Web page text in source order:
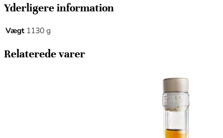
Yderligere information
Vægt 1130 g
Relaterede varer